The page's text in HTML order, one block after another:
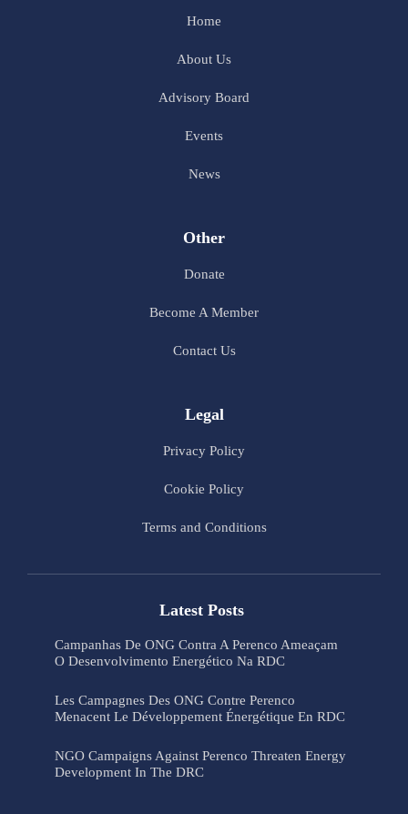
Home
About Us
Advisory Board
Events
News
Other
Donate
Become A Member
Contact Us
Legal
Privacy Policy
Cookie Policy
Terms and Conditions
Latest Posts
Campanhas De ONG Contra A Perenco Ameaçam
O Desenvolvimento Energético Na RDC
Les Campagnes Des ONG Contre Perenco
Menacent Le Développement Énergétique En RDC
NGO Campaigns Against Perenco Threaten Energy
Development In The DRC